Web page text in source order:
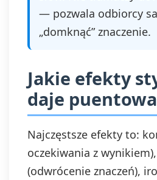
— pozwala odbiorcy
„domknąć” znaczenie.
Jakie efekty
daje
Najczęstsze efekty to:
oczekiwania z
(odwrócenie znaczeń),